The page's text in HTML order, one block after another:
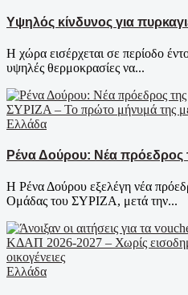
Υψηλός κίνδυνος για
Η χώρα εισέρχεται σε περίοδο
υψηλές θερμοκρασίες να...
Ελλάδα
Ρένα Δούρου: Νέα πρόεδρος
Η Ρένα Δούρου εξελέγη νέα
Ομάδας του ΣΥΡΙΖΑ, μετά την...
Ελλάδα